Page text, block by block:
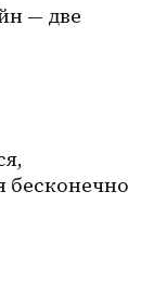
— две
бесконечно